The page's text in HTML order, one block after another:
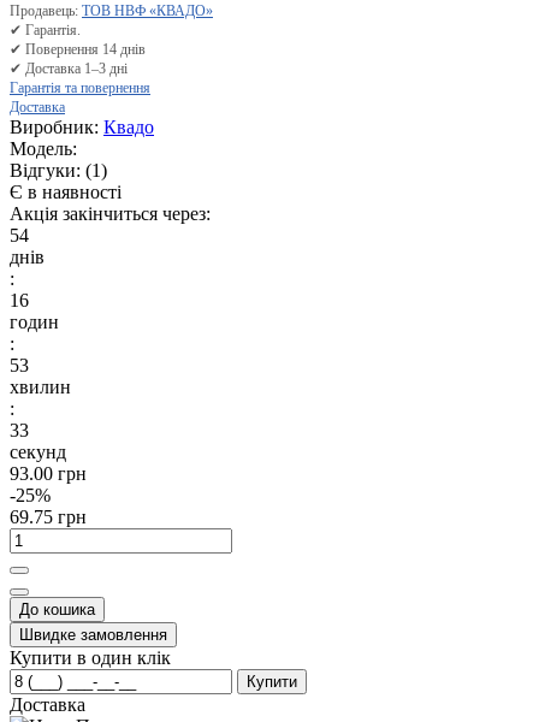
Продавець: ТОВ НВФ «КВАДО»
✔ Гарантія.
✔ Повернення 14 днів
✔ Доставка 1–3 дні
Гарантія та повернення
Доставка
Виробник: Квадо
Модель:
Відгуки: (1)
Є в наявності
Акція закінчиться через:
54
днів
:
16
годин
:
53
хвилин
:
32
секунд
93.00 грн
-25%
69.75 грн
До кошика
Швидке замовлення
Купити в один клік
Купити
Доставка